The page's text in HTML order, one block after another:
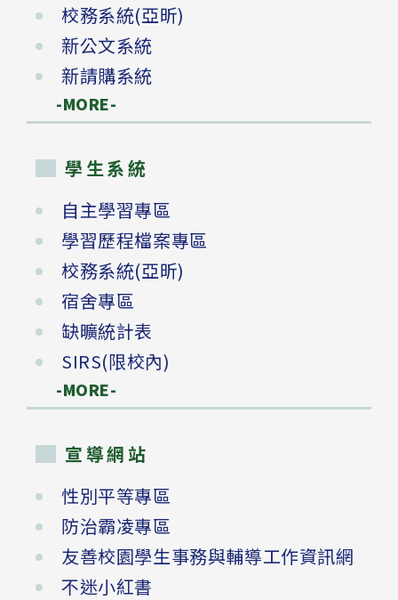
校務系統(亞昕)
新公文系統
新請購系統
-MORE-
學生系統
自主學習專區
學習歷程檔案專區
校務系統(亞昕)
宿舍專區
缺曠統計表
SIRS(限校內)
-MORE-
宣導網站
性別平等專區
防治霸凌專區
友善校園學生事務與輔導工作資訊網
不迷小紅書